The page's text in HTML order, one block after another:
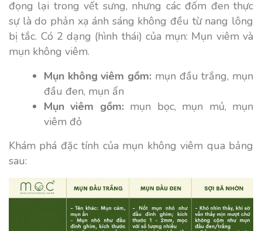
đọng lại trong vết sưng, nhưng các đốm đen thực
sự là do phản xạ ánh sáng không đều từ nang lông
bị tắc. Có 2 dạng (hình thái) của mụn: Mụn viêm và
mụn không viêm.
Mụn không viêm gồm: mụn đầu trắng, mụn
đầu đen, mụn ẩn
Mụn viêm gồm:mụn bọc, mụn mủ, mụn
viêm đỏ
Khám phá đặc tính của mụn không viêm qua bảng
sau: